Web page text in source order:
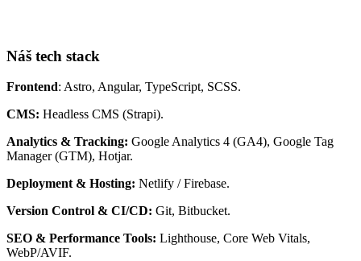
Náš tech stack
Frontend: Astro, Angular, TypeScript, SCSS.
CMS: Headless CMS (Strapi).
Analytics & Tracking: Google Analytics 4 (GA4), Google Tag
Manager (GTM), Hotjar.
Deployment & Hosting: Netlify / Firebase.
Version Control & CI/CD: Git, Bitbucket.
SEO & Performance Tools: Lighthouse, Core Web Vitals,
WebP/AVIF.